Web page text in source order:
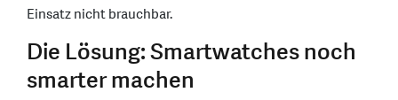
Einsatz nicht brauchbar.
Die Lösung: Smartwatches noch
smarter machen